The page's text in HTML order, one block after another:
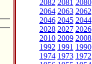
2082 2081 2080
2064 2063 2062
2046 2045 2044
2028 2027 2026
2010 2009 2008
1992 1991 1990
1974 1973 1972